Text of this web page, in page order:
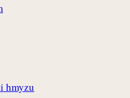
hmyzu